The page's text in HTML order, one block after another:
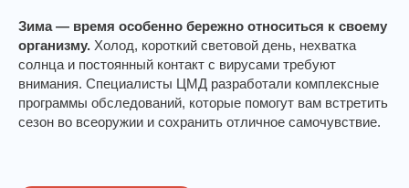
Зима — время особенно бережно относиться к своему
организму. Холод, короткий световой день, нехватка
солнца и постоянный контакт с вирусами требуют
внимания. Специалисты ЦМД разработали комплексные
программы обследований, которые помогут вам встретить
сезон во всеоружии и сохранить отличное самочувствие.